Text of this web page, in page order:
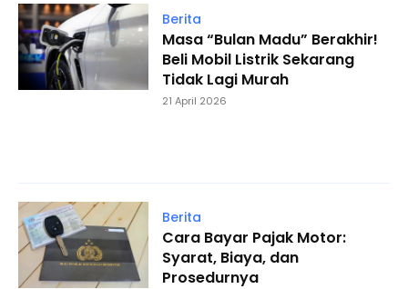
Berita
Masa “Bulan Madu” Berakhir!
Beli Mobil Listrik Sekarang
Tidak Lagi Murah
21 April 2026
Berita
Cara Bayar Pajak Motor:
Syarat, Biaya, dan
Prosedurnya